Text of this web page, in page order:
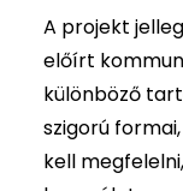
A projekt
előírt
különböző
szigorú
kell